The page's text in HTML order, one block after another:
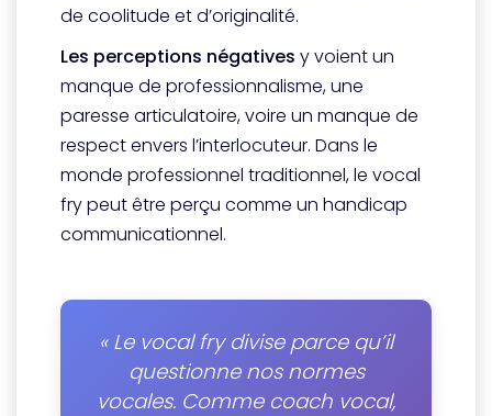
de coolitude et d’originalité.
Les perceptions négatives y voient un
manque de professionnalisme, une
paresse articulatoire, voire un manque de
respect envers l’interlocuteur. Dans le
monde professionnel traditionnel, le vocal
fry peut être perçu comme un handicap
communicationnel.
« Le vocal fry divise parce qu’il
questionne nos normes
vocales. Comme coach vocal,